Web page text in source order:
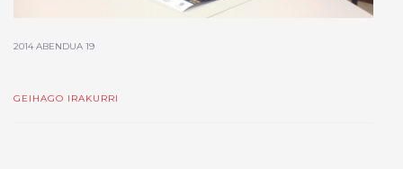
2014 ABENDUA 19
GEIHAGO IRAKURRI